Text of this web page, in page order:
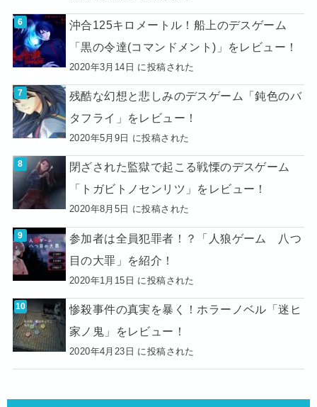
沖合125キロメートル！船上のデスゲーム
「黒の令達(コマンドメント)」をレビュー！
2020年3月14日 に投稿された
残酷な幻想と悲しみのデスゲーム「鈍色のバ
タフライ」をレビュー！
2020年5月9日 に投稿された
閉ざされた監獄で起こる戦慄のデスゲーム
「トガビトノセンリツ」をレビュー！
2020年8月5日 に投稿された
参加者は全員犯罪者！？「人狼ゲーム 八つ
目の大罪」を紹介！
2020年1月15日 に投稿された
惨殺事件の真実を暴く！ホラーノベル「迷ヒ
家ノ鬼」をレビュー！
2020年4月23日 に投稿された